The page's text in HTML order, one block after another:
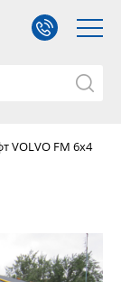
VOLVO FM 6x4